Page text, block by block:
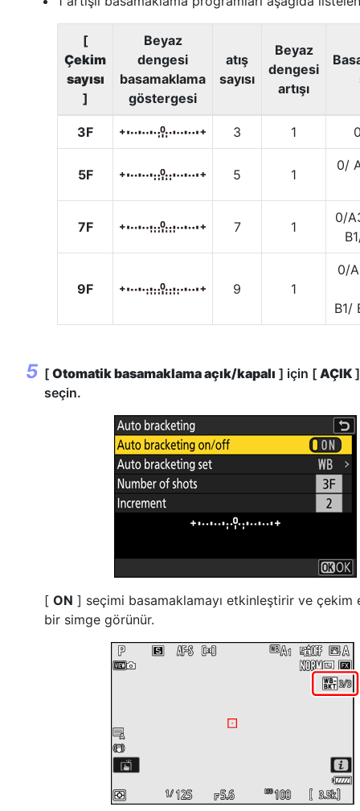
[
Çekim
sayısı
]
Beyaz
dengesi
basamaklama
göstergesi
atış
sayısı
Beyaz
dengesi
artışı
3F 3 1
5F 5 1
0/
7F 7 1
0/
9F 9 1
0/
B1/
[ Otomatik basamaklama açık/kapalı ] için [ AÇIK
seçin.
[ ON ] seçimi basamaklamayı etkinleştirir ve çekim
bir simge görünür.